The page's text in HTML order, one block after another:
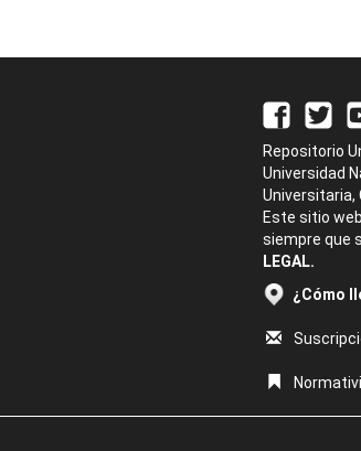
Repositorio
Universidad
Universitaria,
Este sitio
siempre que
LEGAL.
¿Cómo